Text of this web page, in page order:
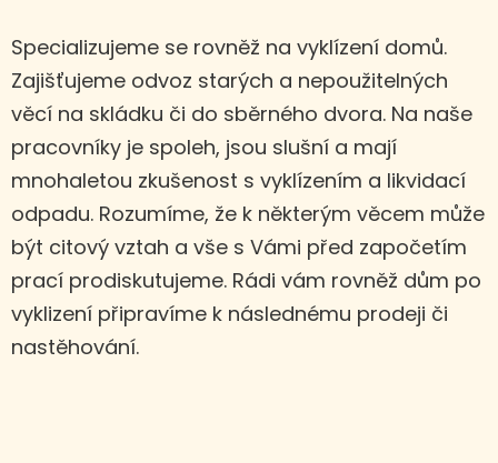
Specializujeme se rovněž na vyklízení domů.
Zajišťujeme odvoz starých a nepoužitelných
věcí na skládku či do sběrného dvora. Na naše
pracovníky je spoleh, jsou slušní a mají
mnohaletou zkušenost s vyklízením a likvidací
odpadu. Rozumíme, že k některým věcem může
být citový vztah a vše s Vámi před započetím
prací prodiskutujeme. Rádi vám rovněž dům po
vyklizení připravíme k následnému prodeji či
nastěhování.